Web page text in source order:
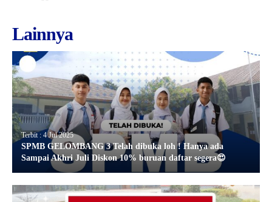
Lainnya
Terbit : 4 Jul 2025
SPMB GELOMBANG 3 Telah dibuka loh ! Hanya ada
Sampai Akhri Juli Diskon 10% buruan daftar segera😍